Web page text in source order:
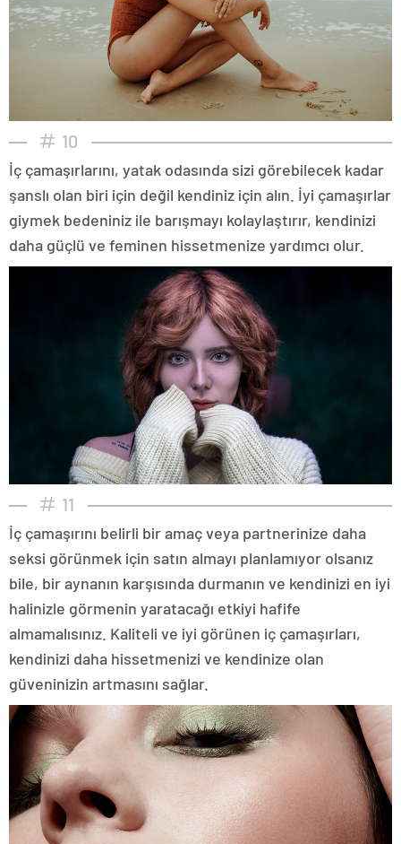
10
İç çamaşırlarını, yatak odasında sizi görebilecek kadar
şanslı olan biri için değil kendiniz için alın. İyi çamaşırlar
giymek bedeniniz ile barışmayı kolaylaştırır, kendinizi
daha güçlü ve feminen hissetmenize yardımcı olur.
11
İç çamaşırını belirli bir amaç veya partnerinize daha
seksi görünmek için satın almayı planlamıyor olsanız
bile, bir aynanın karşısında durmanın ve kendinizi en iyi
halinizle görmenin yaratacağı etkiyi hafife
almamalısınız. Kaliteli ve iyi görünen iç çamaşırları,
kendinizi daha hissetmenizi ve kendinize olan
güveninizin artmasını sağlar.